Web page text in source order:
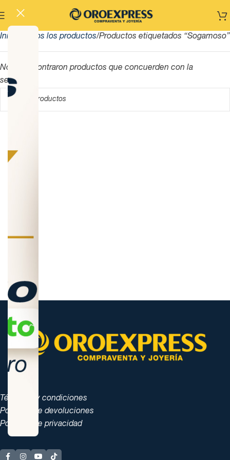
Inicio Todos los productos Productos etiquetados “Sogamoso”
No se encontraron productos que concuerden con la
selección.
Términos y condiciones
Políticas de devoluciones
Políticas de privacidad